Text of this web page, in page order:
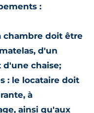
:
chambre doit être
d'un
d'une chaise;
: le locataire doit
à
ainsi qu'aux